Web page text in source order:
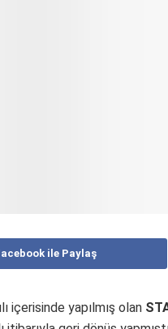
ile Paylaş
içerisinde yapılmış olan